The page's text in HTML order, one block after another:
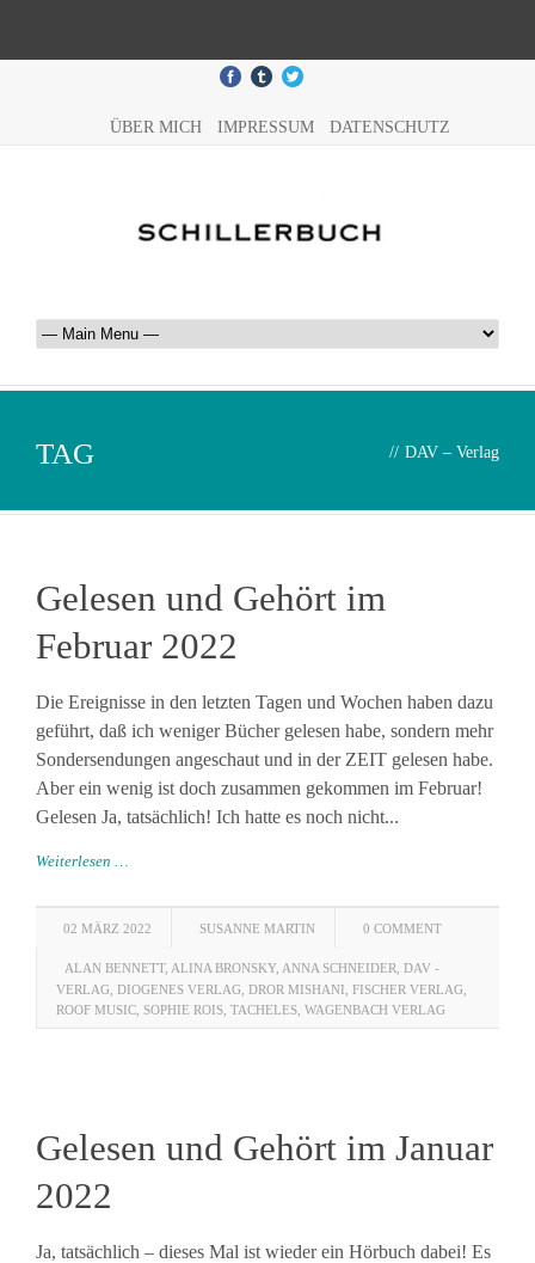
ÜBER MICH IMPRESSUM DATENSCHUTZ
TAG // DAV – Verlag
Gelesen und Gehört im
Februar 2022
Die Ereignisse in den letzten Tagen und Wochen haben dazu
geführt, daß ich weniger Bücher gelesen habe, sondern mehr
Sondersendungen angeschaut und in der ZEIT gelesen habe.
Aber ein wenig ist doch zusammen gekommen im Februar!
Gelesen Ja, tatsächlich! Ich hatte es noch nicht...
Weiterlesen …
02 MÄRZ 2022 SUSANNE MARTIN 0 COMMENT
ALAN BENNETT, ALINA BRONSKY, ANNA SCHNEIDER DAV -
VERLAG DIOGENES VERLAG DROR MISHANI FISCHER VERLAG
ROOF MUSIC SOPHIE ROIS TACHELES WAGENBACH VERLAG
Gelesen und Gehört im Januar
2022
Ja, tatsächlich – dieses Mal ist wieder ein Hörbuch dabei! Es